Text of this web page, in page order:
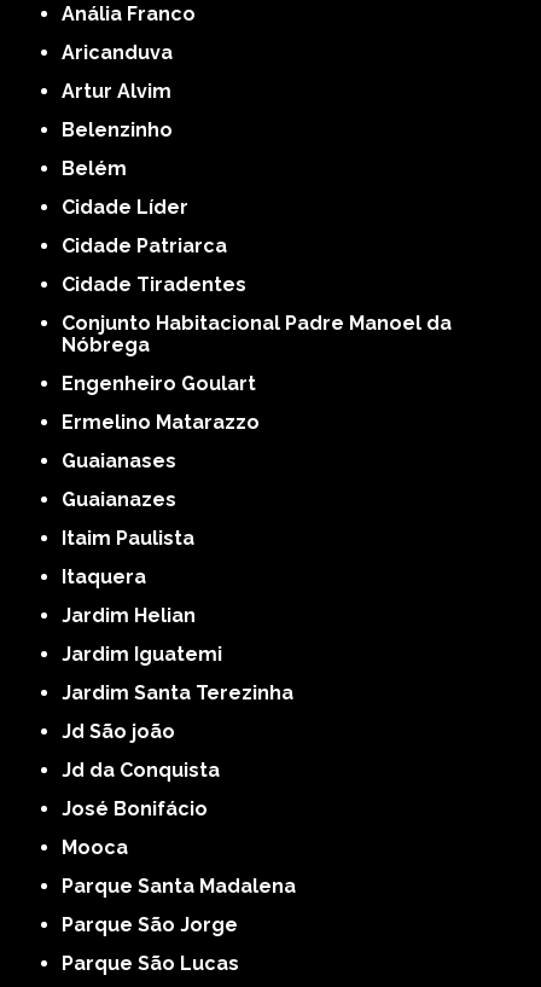
Anália Franco
Aricanduva
Artur Alvim
Belenzinho
Belém
Cidade Líder
Cidade Patriarca
Cidade Tiradentes
Conjunto Habitacional Padre Manoel da
Nóbrega
Engenheiro Goulart
Ermelino Matarazzo
Guaianases
Guaianazes
Itaim Paulista
Itaquera
Jardim Helian
Jardim Iguatemi
Jardim Santa Terezinha
Jd São joão
Jd da Conquista
José Bonifácio
Mooca
Parque Santa Madalena
Parque São Jorge
Parque São Lucas